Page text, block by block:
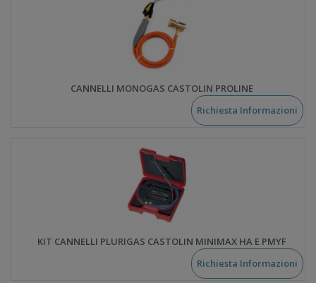
CANNELLI MONOGAS CASTOLIN PROLINE
Richiesta Informazioni
KIT CANNELLI PLURIGAS CASTOLIN MINIMAX HA E PMYF
Richiesta Informazioni